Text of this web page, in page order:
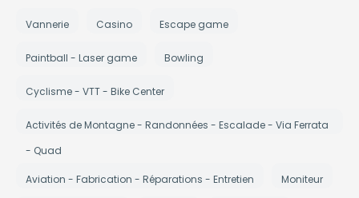
Vannerie Casino Escape game
Paintball - Laser game Bowling
Cyclisme - VTT - Bike Center
Activités de Montagne - Randonnées - Escalade - Via Ferrata
- Quad
Aviation - Fabrication - Réparations - Entretien Moniteur